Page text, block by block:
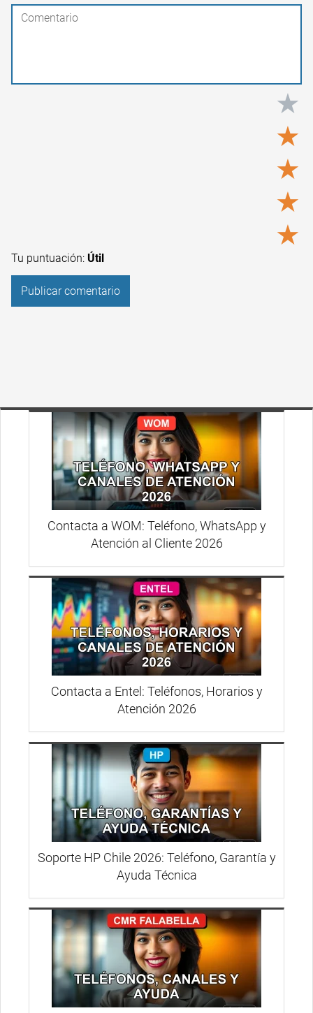
★
★
★
★
★
Tu puntuación: Útil
Contacta a WOM: Teléfono, WhatsApp y
Atención al Cliente 2026
Contacta a Entel: Teléfonos, Horarios y
Atención 2026
Soporte HP Chile 2026: Teléfono, Garantía y
Ayuda Técnica